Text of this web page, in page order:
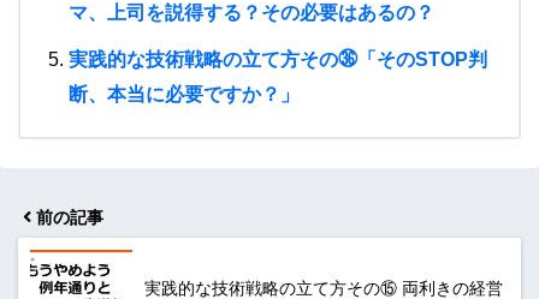
マ、上司を説得する？その必要はあるの？
実践的な技術戦略の立て方その㊱「そのSTOP判
断、本当に必要ですか？」
前の記事
実践的な技術戦略の立て方その⑮ 両利きの経営